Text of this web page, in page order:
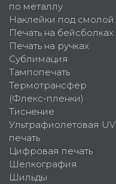
по металлу
Наклейки под смолой
Печать на бейсболках
Печать на ручках
Сублимация
Тампопечать
Термотрансфер
(Флекс-пленки)
Тиснение
Ультрафиолетовая
печать
Цифровая печать
Шелкография
Шильды